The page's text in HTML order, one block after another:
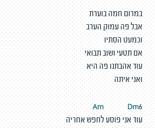
במרום חמה בוערת
אבל פה עמוק הערב
וכמעט הסתיו
אם תטעי ושוב תבואי
עוד אהבתנו פה היא
ואני איתה
Am Dm6
עוד אני פוסע לחפש אחריה